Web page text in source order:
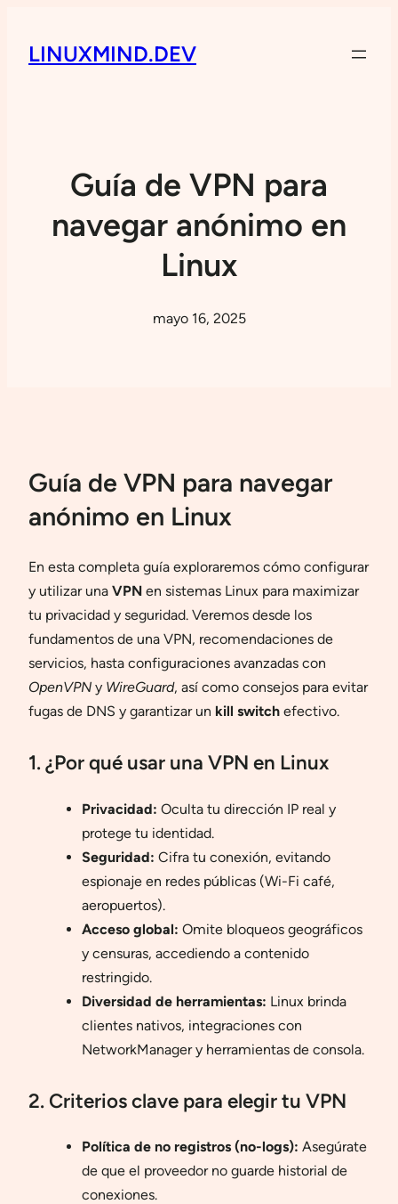
LINUXMIND.DEV
Guía de VPN para
navegar anónimo en
Linux
mayo 16, 2025
Guía de VPN para navegar
anónimo en Linux
En esta completa guía exploraremos cómo configurar
y utilizar una VPN en sistemas Linux para maximizar
tu privacidad y seguridad. Veremos desde los
fundamentos de una VPN, recomendaciones de
servicios, hasta configuraciones avanzadas con
OpenVPN y WireGuard, así como consejos para evitar
fugas de DNS y garantizar un kill switch efectivo.
1. ¿Por qué usar una VPN en Linux
Privacidad: Oculta tu dirección IP real y
protege tu identidad.
Seguridad: Cifra tu conexión, evitando
espionaje en redes públicas (Wi-Fi café,
aeropuertos).
Acceso global: Omite bloqueos geográficos
y censuras, accediendo a contenido
restringido.
Diversidad de herramientas: Linux brinda
clientes nativos, integraciones con
NetworkManager y herramientas de consola.
2. Criterios clave para elegir tu VPN
Política de no registros (no-logs): Asegúrate
de que el proveedor no guarde historial de
conexiones.